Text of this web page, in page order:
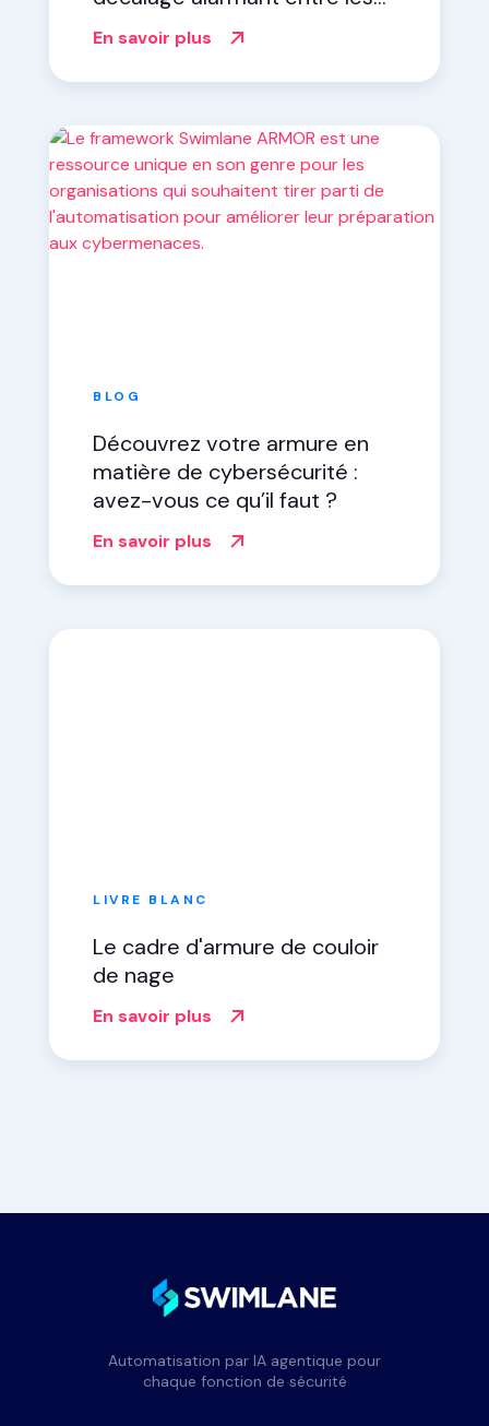
dirigeants et les analystes de
sécurité.
En savoir plus
BLOG
Découvrez votre armure en
matière de cybersécurité :
avez-vous ce qu’il faut ?
En savoir plus
LIVRE BLANC
Le cadre d'armure de couloir
de nage
En savoir plus
Automatisation par IA agentique pour
chaque fonction de sécurité